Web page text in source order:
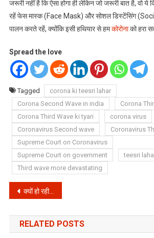
जरूरी नहीं है कि ऐसा होगा ही लेकिन जो जरूरी बात है, वो
रहें फेस मास्क (Face Mask) और सोशल डिस्टेंसिंग
पालन करते रहें, क्योंकि इसी हथियार से हमकोरोनाको हरा
Spread the love
Tagged
corona ki teesri lahar
Corona Second Wave in india
Corona
Corona Third Wave ki tyari
corona virus
Coronavirus Second wave
Coronavirus
Supreme Court on Coronavirus
Supreme Court on government
teesri
Third wave more devastating
Post
navigation
क्यों हो रही है देश में Oxygen की कमी
RELATED POSTS